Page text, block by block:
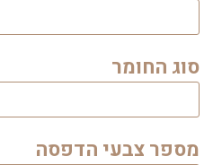
סוג החומר
מספר צבעי הדפסה